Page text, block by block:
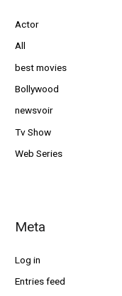
Actor
All
best movies
Bollywood
newsvoir
Tv Show
Web Series
Meta
Log in
Entries feed